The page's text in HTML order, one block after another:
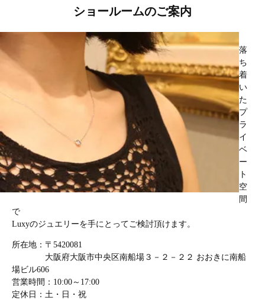
ショールームのご案内
落
ち
着
い
た
プ
ラ
イ
ベ
ー
ト
空
間
で
Luxyのジュエリーを手にとってご検討頂けます。
所在地：〒5420081
大阪府大阪市中央区南船場３－２－２２ おおきに南船
場ビル606
営業時間：10:00～17:00
定休日：土・日・祝